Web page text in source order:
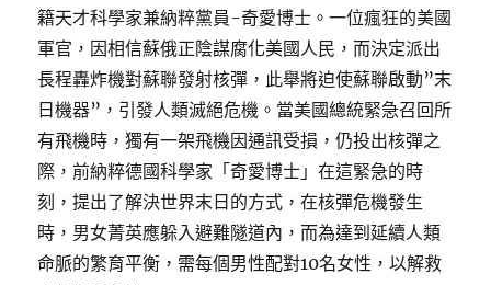
籍天才科學家兼納粹黨員-奇愛博士。一位瘋狂的美國
軍官，因相信蘇俄正陰謀腐化美國人民，而決定派出
長程轟炸機對蘇聯發射核彈，此舉將迫使蘇聯啟動”末
日機器”，引發人類滅絕危機。當美國總統緊急召回所
有飛機時，獨有一架飛機因通訊受損，仍投出核彈之
際，前納粹德國科學家「奇愛博士」在這緊急的時
刻，提出了解決世界末日的方式，在核彈危機發生
時，男女菁英應躲入避難隧道內，而為達到延續人類
命脈的繁育平衡，需每個男性配對10名女性，以解救